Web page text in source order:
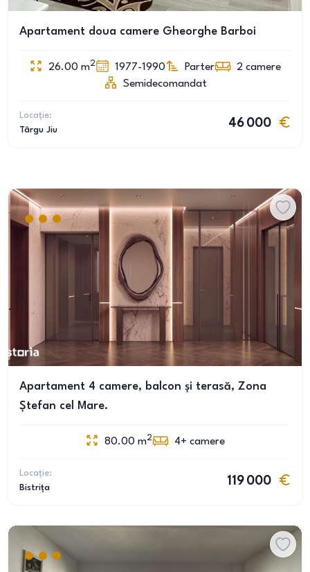
Apartament doua camere Gheorghe Barboi
26.00 m2 1977-1990 Parter 2 camere
Semidecomandat
Locație:
Târgu Jiu
46 000
Apartament 4 camere, balcon și terasă, Zona
Ștefan cel Mare.
80.00 m2 4+ camere
Locație:
Bistrița
119 000